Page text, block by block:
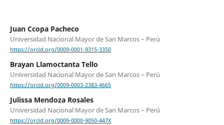
Juan Ccopa Pacheco
Universidad Nacional Mayor de San Marcos – Perú
https://orcid.org/0009-0001-9315-3350
Brayan Llamoctanta Tello
Universidad Nacional Mayor de San Marcos – Perú
https://orcid.org/0009-0003-2383-4665
Julissa Mendoza Rosales
Universidad Nacional Mayor de San Marcos – Perú
https://orcid.org/0009-0000-9050-447X